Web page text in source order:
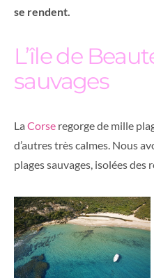
se rendent.
L’île de
sauvages
La Corse regorge de mille
d’autres très calmes. Nous
plages sauvages, isolées des